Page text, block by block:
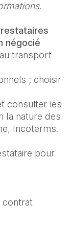
négocié
transport
; choisir
consulter les
Ia nature des
pour
contrat